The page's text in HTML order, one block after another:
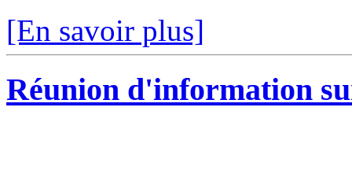
[En savoir plus]
Réunion d'information